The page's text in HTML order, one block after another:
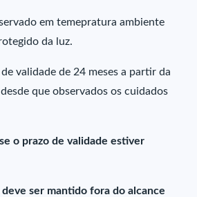
em temepratura ambiente
da luz.
validade de 24 meses a partir da
que observados os cuidados
o prazo de validade estiver
ser mantido fora do alcance